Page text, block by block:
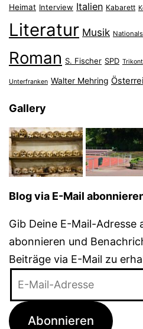
Heimat Interview Italien Kabarett
Literatur Musik
Roman S. Fischer SPD Trikont
Unterfranken Walter Mehring
Gallery
Blog via E-Mail
Gib Deine E-Mail-Adresse
abonnieren und
Beiträge via E-Mail zu
Adresse
Abonnieren